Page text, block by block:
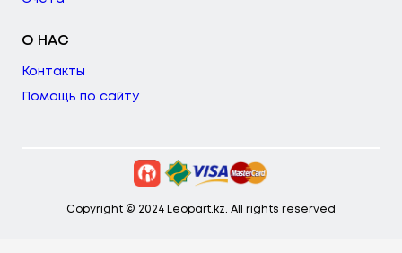
О НАС
Контакты
Помощь по сайту
Copyright © 2024 Leopart.kz. All rights reserved